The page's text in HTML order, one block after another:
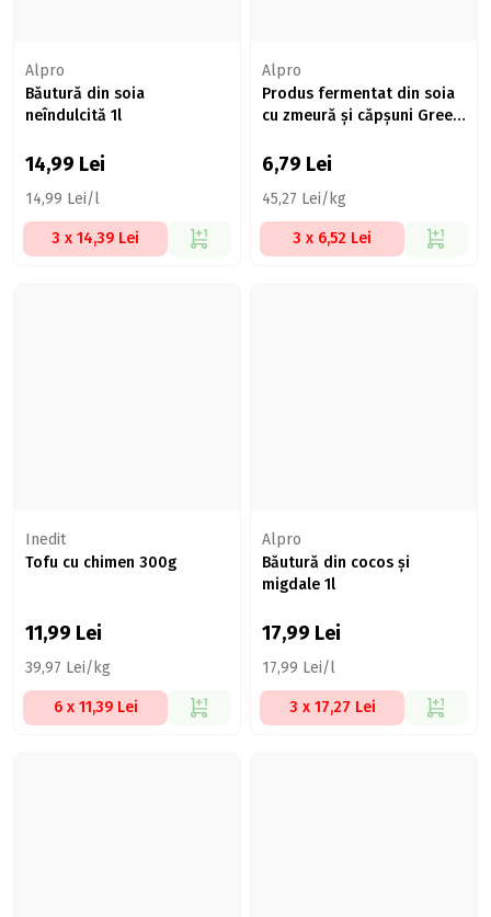
Alpro
Băutură din soia
neîndulcită 1l
14,99 Lei
14,99 Lei/l
3 x 14,39 Lei
Alpro
Produs fermentat din soia
cu zmeură și căpșuni Greek
6,79 Lei
45,27 Lei/kg
3 x 6,52 Lei
Inedit
Tofu cu chimen 300g
11,99 Lei
39,97 Lei/kg
6 x 11,39 Lei
Alpro
Băutură din cocos și
migdale 1l
17,99 Lei
17,99 Lei/l
3 x 17,27 Lei